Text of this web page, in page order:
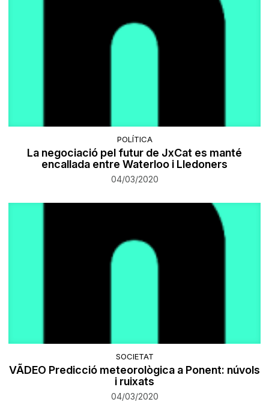
POLÍTICA
La negociació pel futur de JxCat es manté
encallada entre Waterloo i Lledoners
04/03/2020
SOCIETAT
VÃDEO Predicció meteorològica a Ponent: núvols
i ruixats
04/03/2020